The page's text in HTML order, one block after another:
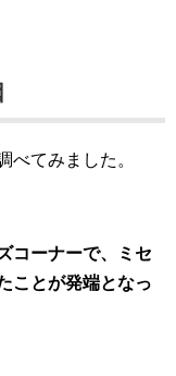
べてみました。
コーナーで、ミセ
ことが発端となっ